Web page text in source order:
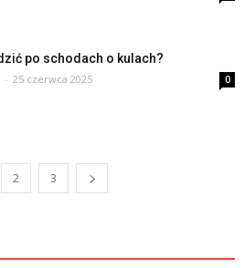
po schodach o kulach?
- 25 czerwca 2025 0
2 3